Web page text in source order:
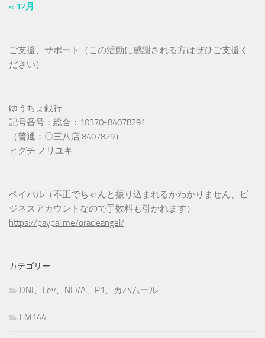
« 12月
ご支援、サポート（この活動に感謝される方はぜひご支援く
ださい）
ゆうちょ銀行
記号番号：総合：10370-84078291
（普通：〇三八店 8407829）
ヒグチ ノリユキ
ペイパル（不正でちゃんと振り込まれるかわかりません、ビ
ジネスアカウントなので手数料も引かれます）
https://paypal.me/oracleangel/
カテゴリー
DNI、Lev、NEVA、P1、カバムール,
FM144